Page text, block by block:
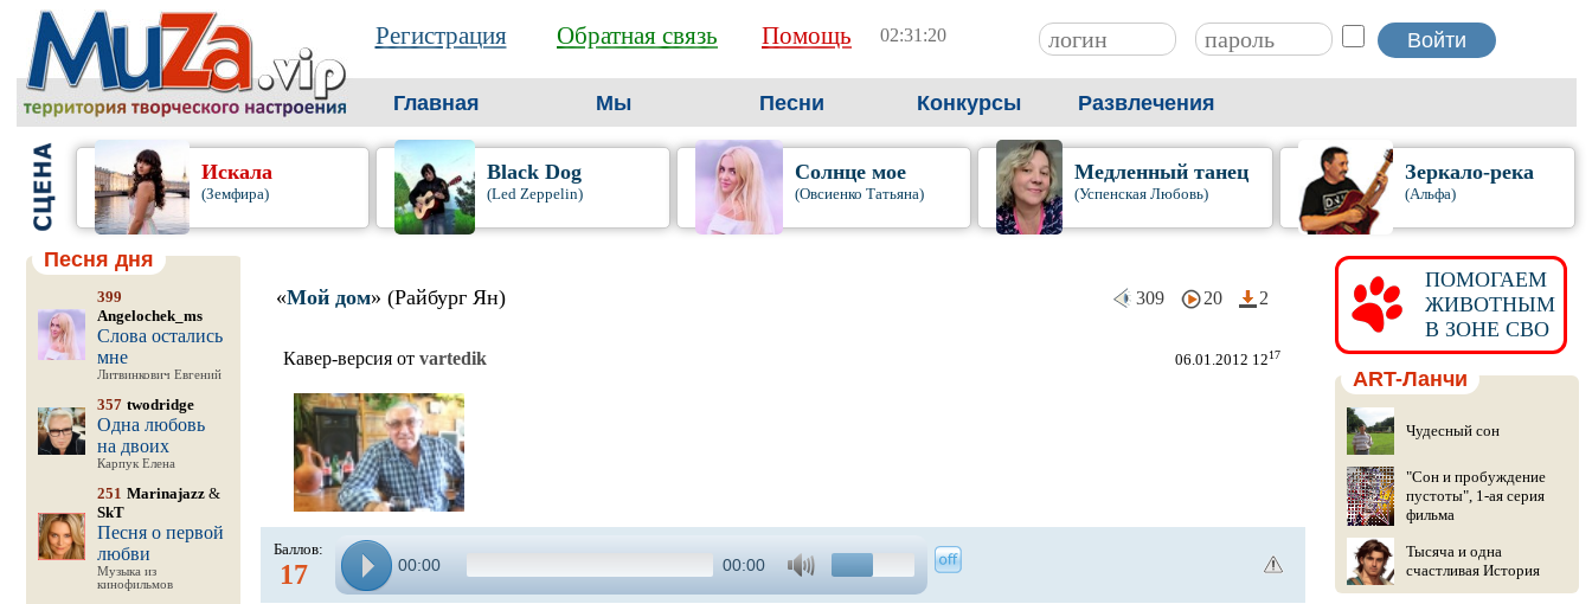
Регистрация Обратная связь Помощь 02:31:21
Главная Мы Песни Конкурсы Развлечения
Искала
(Земфира)
Black Dog
(Led Zeppelin)
Солнце мое
(Овсиенко Татьяна)
Медленный танец
(Успенская Любовь)
Зеркало-река
(Альфа)
Песня дня
399
Angelochek_ms
Слова остались
мне
Литвинкович Евгений
357 twodridge
Одна любовь
на двоих
Карпук Елена
251 Marinajazz&
SkT
Песня о первой
любви
Музыка из
кинофильмов
«Мой дом» (Райбург Ян) 309 20 2
Кавер-версия от vartedik 06.01.2012 1217
Баллов:
17 00:00 00:00
ПОМОГАЕМ
ЖИВОТНЫМ
В ЗОНЕ СВО
ART-Ланчи
Чудесный сон
"Сон и пробуждение
пустоты", 1-ая серия
фильма
Тысяча и одна
счастливая История